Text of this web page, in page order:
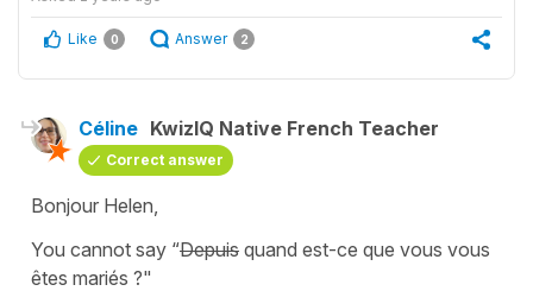
Like 0 Answer 2
Céline KwizIQ Native French Teacher
Correct answer
Bonjour Helen,
You cannot say “Depuis quand est-ce que vous vous
êtes mariés ?"